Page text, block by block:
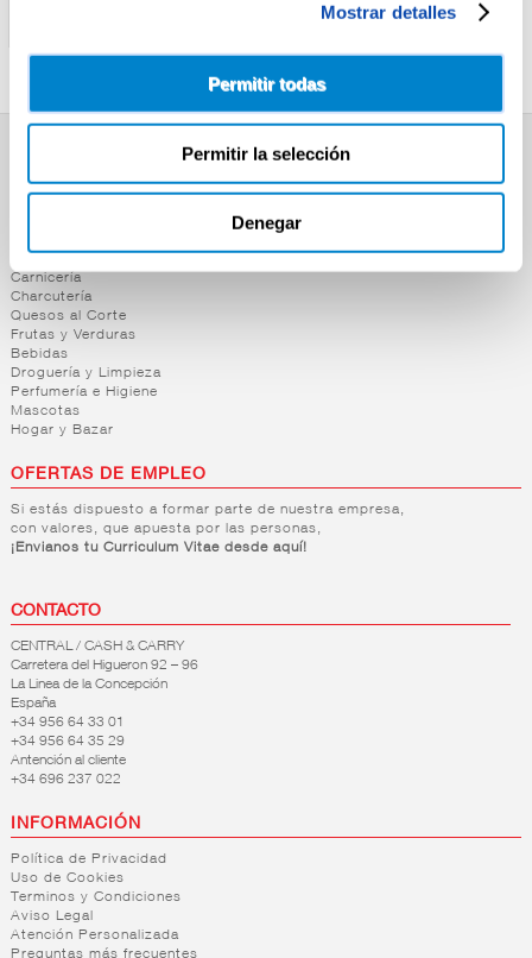
Mostrar detalles
Permitir todas
Permitir la selección
Denegar
SWEET&SOUR 128G
Carnicería
Charcutería
Quesos al Corte
Frutas y Verduras
Bebidas
Droguería y Limpieza
Perfumería e Higiene
Mascotas
Hogar y Bazar
OFERTAS DE EMPLEO
Si estás dispuesto a formar parte de nuestra empresa,
con valores, que apuesta por las personas,
¡Envianos tu Curriculum Vitae desde aquí!
CONTACTO
CENTRAL / CASH & CARRY
Carretera del Higueron 92 – 96
La Linea de la Concepción
España
+34 956 64 33 01
+34 956 64 35 29
Antención al cliente
+34 696 237 022
INFORMACIÓN
Política de Privacidad
Uso de Cookies
Terminos y Condiciones
Aviso Legal
Atención Personalizada
Preguntas más frecuentes